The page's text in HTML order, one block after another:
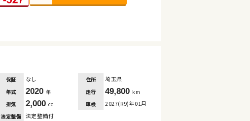
保証 なし 住所 埼玉県
年式 2020 年 走行 49,800 km
排気
2,000 cc 車検 2027(R9)年01月
法定整備 法定整備付